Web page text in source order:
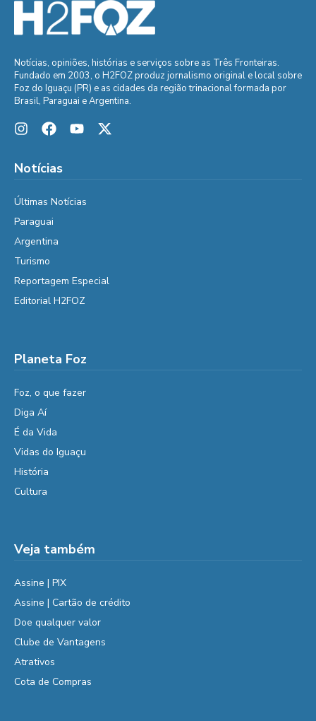
Notícias, opiniões, histórias e serviços sobre as Três Fronteiras.
Fundado em 2003, o H2FOZ produz jornalismo original e local sobre
Foz do Iguaçu (PR) e as cidades da região trinacional formada por
Brasil, Paraguai e Argentina.
Notícias
Últimas Notícias
Paraguai
Argentina
Turismo
Reportagem Especial
Editorial H2FOZ
Planeta Foz
Foz, o que fazer
Diga Aí
É da Vida
Vidas do Iguaçu
História
Cultura
Veja também
Assine | PIX
Assine | Cartão de crédito
Doe qualquer valor
Clube de Vantagens
Atrativos
Cota de Compras